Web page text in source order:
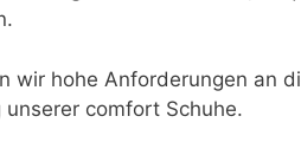
wir hohe Anforderungen an
comfort Schuhe.